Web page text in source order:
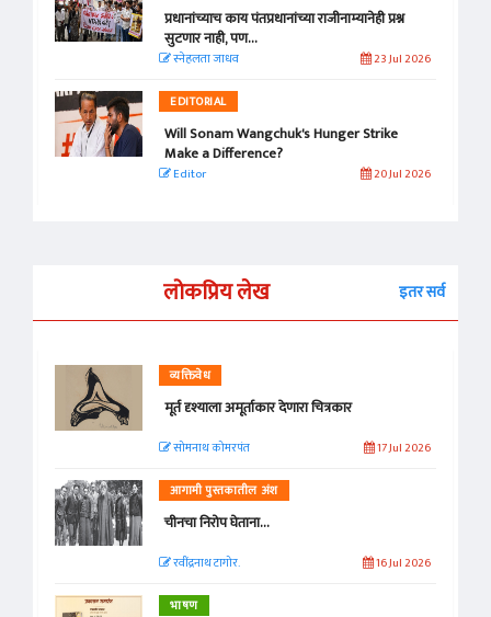
प्रधानांच्याच काय पंतप्रधानांच्या राजीनाम्यानेही प्रश्न
सुटणार नाही, पण...
स्नेहलता जाधव 23 Jul 2026
EDITORIAL
Will Sonam Wangchuk's Hunger Strike
Make a Difference?
Editor 20 Jul 2026
लोकप्रिय लेख इतर सर्व
व्यक्तिवेध
मूर्त दृश्याला अमूर्ताकार देणारा चित्रकार
सोमनाथ कोमरपंत 17 Jul 2026
आगामी पुस्तकातील अंश
चीनचा निरोप घेताना...
रवींद्रनाथ टागोर. 16 Jul 2026
भाषण